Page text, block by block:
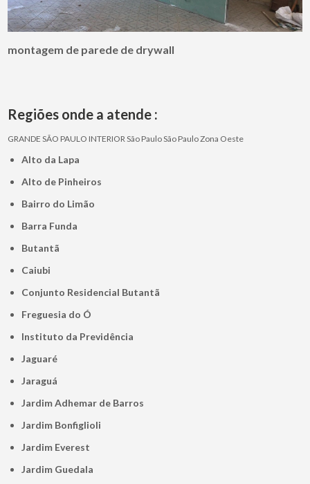
montagem de parede de drywall
Regiões onde a atende :
GRANDE SÃO PAULO INTERIOR São PauloSão PauloZona Oeste
Alto da Lapa
Alto de Pinheiros
Bairro do Limão
Barra Funda
Butantã
Caiubi
Conjunto Residencial Butantã
Freguesia do Ó
Instituto da Previdência
Jaguaré
Jaraguá
Jardim Adhemar de Barros
Jardim Bonfiglioli
Jardim Everest
Jardim Guedala